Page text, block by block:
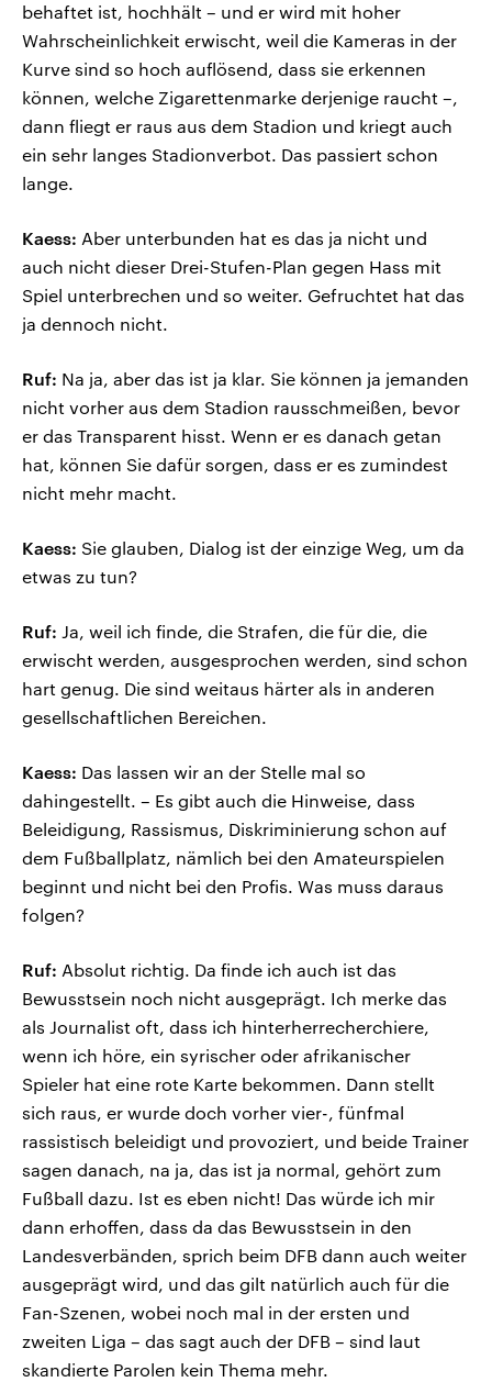
behaftet ist, hochhält – und er wird mit hoher
Wahrscheinlichkeit erwischt, weil die Kameras in der
Kurve sind so hoch auflösend, dass sie erkennen
können, welche Zigarettenmarke derjenige raucht –,
dann fliegt er raus aus dem Stadion und kriegt auch
ein sehr langes Stadionverbot. Das passiert schon
lange.
Kaess: Aber unterbunden hat es das ja nicht und
auch nicht dieser Drei-Stufen-Plan gegen Hass mit
Spiel unterbrechen und so weiter. Gefruchtet hat das
ja dennoch nicht.
Ruf: Na ja, aber das ist ja klar. Sie können ja jemanden
nicht vorher aus dem Stadion rausschmeißen, bevor
er das Transparent hisst. Wenn er es danach getan
hat, können Sie dafür sorgen, dass er es zumindest
nicht mehr macht.
Kaess: Sie glauben, Dialog ist der einzige Weg, um da
etwas zu tun?
Ruf: Ja, weil ich finde, die Strafen, die für die, die
erwischt werden, ausgesprochen werden, sind schon
hart genug. Die sind weitaus härter als in anderen
gesellschaftlichen Bereichen.
Kaess: Das lassen wir an der Stelle mal so
dahingestellt. – Es gibt auch die Hinweise, dass
Beleidigung, Rassismus, Diskriminierung schon auf
dem Fußballplatz, nämlich bei den Amateurspielen
beginnt und nicht bei den Profis. Was muss daraus
folgen?
Ruf: Absolut richtig. Da finde ich auch ist das
Bewusstsein noch nicht ausgeprägt. Ich merke das
als Journalist oft, dass ich hinterherrecherchiere,
wenn ich höre, ein syrischer oder afrikanischer
Spieler hat eine rote Karte bekommen. Dann stellt
sich raus, er wurde doch vorher vier-, fünfmal
rassistisch beleidigt und provoziert, und beide Trainer
sagen danach, na ja, das ist ja normal, gehört zum
Fußball dazu. Ist es eben nicht! Das würde ich mir
dann erhoffen, dass da das Bewusstsein in den
Landesverbänden, sprich beim DFB dann auch weiter
ausgeprägt wird, und das gilt natürlich auch für die
Fan-Szenen, wobei noch mal in der ersten und
zweiten Liga – das sagt auch der DFB – sind laut
skandierte Parolen kein Thema mehr.